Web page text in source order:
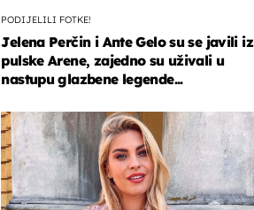
PODIJELILI FOTKE!
Jelena Perčin i Ante Gelo su se javili iz
pulske Arene, zajedno su uživali u
nastupu glazbene legende...